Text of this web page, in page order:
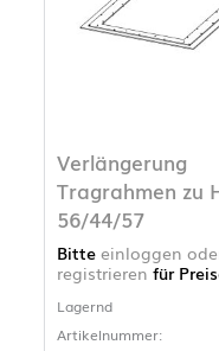
Verlängerung
Tragrahmen zu
56/44/57
Bitte einloggen
registrieren für
Lagernd
Artikelnummer: